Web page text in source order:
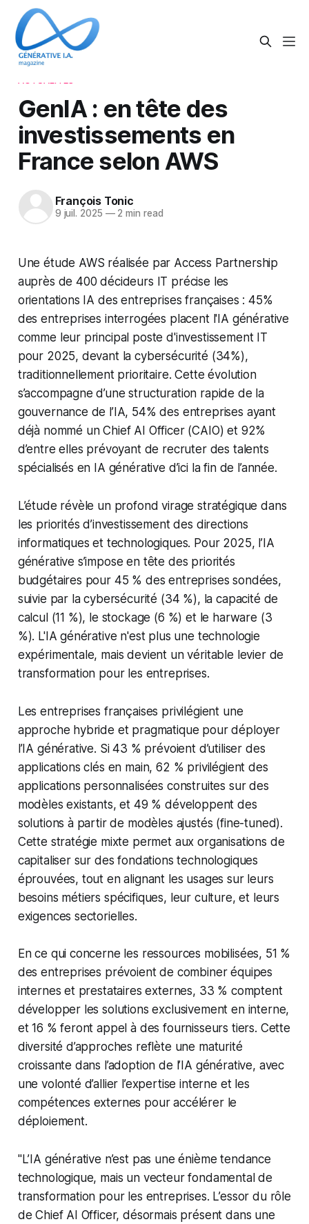
GenIA : en tête des
investissements en
France selon AWS
François Tonic
9 juil. 2025 —2 min read
Une étude AWS réalisée par Access Partnership
auprès de 400 décideurs IT précise les
orientations IA des entreprises françaises : 45%
des entreprises interrogées placent l'IA générative
comme leur principal poste d'investissement IT
pour 2025, devant la cybersécurité (34%),
traditionnellement prioritaire. Cette évolution
s’accompagne d’une structuration rapide de la
gouvernance de l’IA, 54% des entreprises ayant
déjà nommé un Chief AI Officer (CAIO) et 92%
d’entre elles prévoyant de recruter des talents
spécialisés en IA générative d’ici la fin de l’année.
L’étude révèle un profond virage stratégique dans
les priorités d’investissement des directions
informatiques et technologiques. Pour 2025, l’IA
générative s’impose en tête des priorités
budgétaires pour 45 % des entreprises sondées,
suivie par la cybersécurité (34 %), la capacité de
calcul (11 %), le stockage (6 %) et le harware (3
%). L'IA générative n'est plus une technologie
expérimentale, mais devient un véritable levier de
transformation pour les entreprises.
Les entreprises françaises privilégient une
approche hybride et pragmatique pour déployer
l’IA générative. Si 43 % prévoient d’utiliser des
applications clés en main, 62 % privilégient des
applications personnalisées construites sur des
modèles existants, et 49 % développent des
solutions à partir de modèles ajustés (fine-tuned).
Cette stratégie mixte permet aux organisations de
capitaliser sur des fondations technologiques
éprouvées, tout en alignant les usages sur leurs
besoins métiers spécifiques, leur culture, et leurs
exigences sectorielles.
En ce qui concerne les ressources mobilisées, 51 %
des entreprises prévoient de combiner équipes
internes et prestataires externes, 33 % comptent
développer les solutions exclusivement en interne,
et 16 % feront appel à des fournisseurs tiers. Cette
diversité d’approches reflète une maturité
croissante dans l’adoption de l’IA générative, avec
une volonté d’allier l’expertise interne et les
compétences externes pour accélérer le
déploiement.
"L’IA générative n’est pas une énième tendance
technologique, mais un vecteur fondamental de
transformation pour les entreprises. L’essor du rôle
de Chief AI Officer, désormais présent dans une